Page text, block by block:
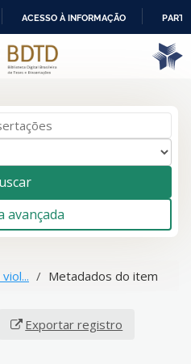
IR
PARA
ACESSO À INFORMAÇÃO
avançada
Metadados do item
Exportar registro